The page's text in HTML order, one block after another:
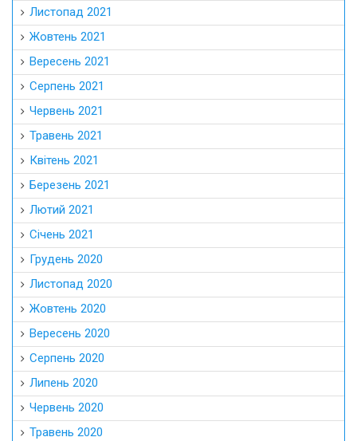
Листопад 2021
Жовтень 2021
Вересень 2021
Серпень 2021
Червень 2021
Травень 2021
Квітень 2021
Березень 2021
Лютий 2021
Січень 2021
Грудень 2020
Листопад 2020
Жовтень 2020
Вересень 2020
Серпень 2020
Липень 2020
Червень 2020
Травень 2020